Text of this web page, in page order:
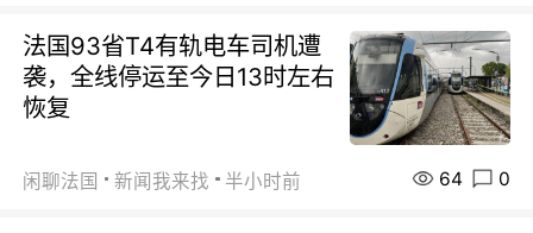
法国93省T4有轨电车司机遭
袭，全线停运至今日13时左右
恢复
闲聊法国 新闻我来找 半小时前 64 0